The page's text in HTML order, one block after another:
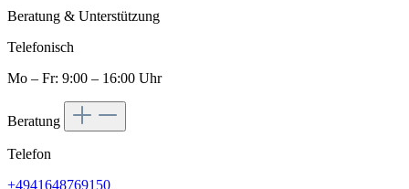
Beratung & Unterstützung
Telefonisch
Mo – Fr: 9:00 – 16:00 Uhr
Beratung
Telefon
+4941648769150